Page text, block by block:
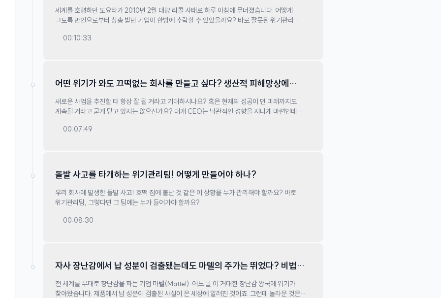
실패였다!
세계를 호령하던 도요타가 2010년 2월 대량 리콜 사태로 하루 아침에 무너졌습니다. 어떻게
그토록 만인으로부터 칭송 받던 기업이 한방에 추락할 수 있었을까요? 바로 잘못된 위기관리
분석해 드립니다.
00:10:33
어떤 위기가 와도 끄떡없는 회사를 만들고 싶다? 생산적 피해망상에
빠져라!
새로운 사업을 추진할 때 항상 잘 될 거라고 기대하시나요? 혹은 현재의 성공이 먼 미래까지도
계속될 거라고 굳게 믿고 있지는 않으신가요? 대개 CEO는 낙관적인 성향을 지니게 마련인데요.
00:07:49
돌발 사고를 타개하는 위기관리팀! 어떻게 만들어야 하나?
우리 회사에 발생한 돌발 사고! 호떡 집에 불난 것 같은 이 상황을 누가 관리해야 할까요? 바로
위기관리팀, 그렇다면 그 팀에는 누가 들어가야 할까요?
00:08:30
자사 장난감에서 납 성분이 검출됐는데도 마텔의 주가는 뛰었다? 비법은
탄탄한 스토리에 있었다!
전 세계를 무대로 장난감을 파는 기업 마텔(Mattel). 어느 날 이 거대한 장난감 왕국에 위기가
찾아왔습니다. 제품에서 납 성분이 검출된 사실이 온 세상에 알려진 것이죠. 그런데 놀라운 것은,